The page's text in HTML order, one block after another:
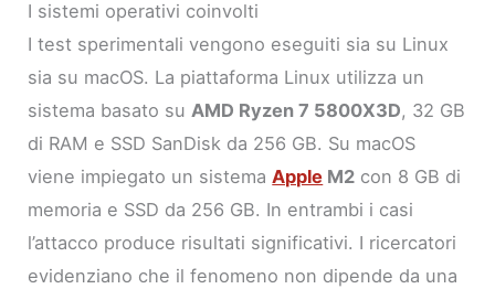
I sistemi operativi coinvolti
I test sperimentali vengono eseguiti sia su Linux
sia su macOS. La piattaforma Linux utilizza un
sistema basato su AMD Ryzen 7 5800X3D, 32 GB
di RAM e SSD SanDisk da 256 GB. Su macOS
viene impiegato un sistemaApple M2 con 8 GB di
memoria e SSD da 256 GB. In entrambi i casi
l’attacco produce risultati significativi. I ricercatori
evidenziano che il fenomeno non dipende da una